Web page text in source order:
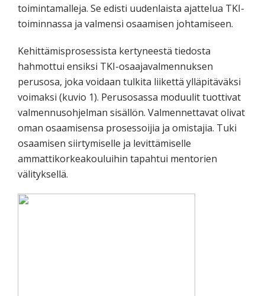
toimintamalleja. Se edisti uudenlaista ajattelua TKI-
toiminnassa ja valmensi osaamisen johtamiseen.
Kehittämisprosessista kertyneestä tiedosta
hahmottui ensiksi TKI-osaajavalmennuksen
perusosa, joka voidaan tulkita liikettä ylläpitäväksi
voimaksi (kuvio 1). Perusosassa moduulit tuottivat
valmennusohjelman sisällön. Valmennettavat olivat
oman osaamisensa prosessoijia ja omistajia. Tuki
osaamisen siirtymiselle ja levittämiselle
ammattikorkeakouluihin tapahtui mentorien
välityksellä.